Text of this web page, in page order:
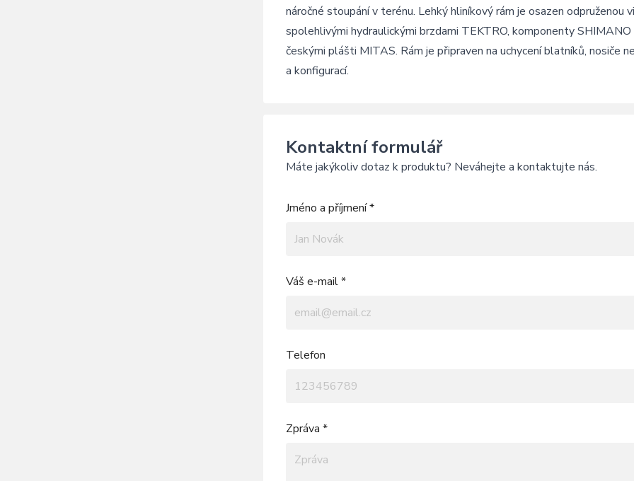
náročné stoupání v terénu. Lehký hliníkový rám je osazen odpruženou
spolehlivými hydraulickými brzdami TEKTRO, komponenty
českými plášti MITAS. Rám je připraven na uchycení blatníků, nosiče
a konfigurací.
Kontaktní formulář
Máte jakýkoliv dotaz k produktu? Neváhejte a kontaktujte nás.
Jméno a příjmení *
Váš e-mail *
Telefon
Zpráva *